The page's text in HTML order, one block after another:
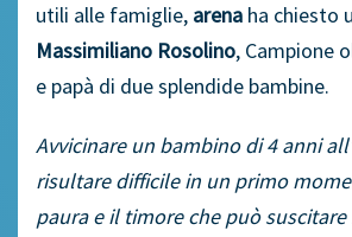
utili alle famiglie, arena ha chiesto
Massimiliano Rosolino, Campione
e papà di due splendide bambine.
Avvicinare un bambino di 4 anni
risultare difficile in un primo
paura e il timore che può